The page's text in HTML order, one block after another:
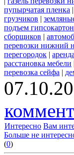
пупырчатая пленка |
грузчиков |
подъем
сборщиков |
перевозки нижний
перегородок |
расстановка мебели
перевозка сейфа |
Интересно Вам
Больше не
(0)